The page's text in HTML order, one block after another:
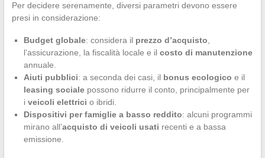
Per decidere serenamente, diversi parametri devono essere
presi in considerazione:
Budget globale: considera il prezzo d’acquisto
l’assicurazione, la fiscalità locale e il costo di manutenzione
annuale.
Aiuti pubblici: a seconda dei casi, il bonus ecologico e il
leasing socialepossono ridurre il conto, principalmente per
i veicoli elettrici o ibridi.
Dispositivi per famiglie a basso reddito: alcuni programmi
mirano all’acquisto di veicoli usati recenti e a bassa
emissione.